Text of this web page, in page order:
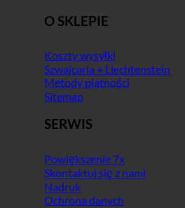
O SKLEPIE
Koszty wysyłki
Szwajcaria + Liechtenstein
Metody płatności
Sitemap
SERWIS
Powiększenie 7x
Skontaktuj się z nami
Nadruk
Ochrona danych